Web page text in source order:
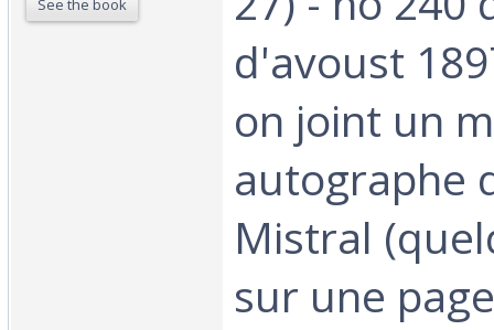
See the book
d'avoust
on joint un
autographe
Mistral
sur une